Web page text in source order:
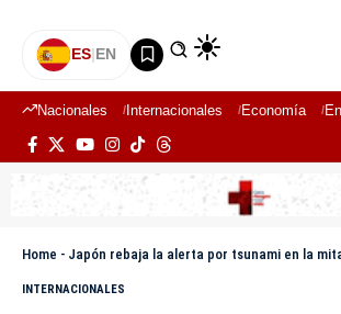
ES|EN
Nacionales Internacionales Economía
Home - Japón rebaja la alerta por tsunami en la mitad de su costa
INTERNACIONALES